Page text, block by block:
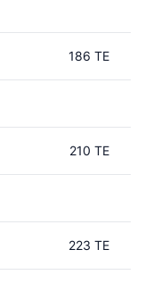
186 TE
210 TE
223 TE